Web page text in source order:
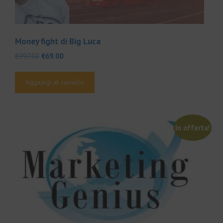
Money fight di Big Luca
€997.00 Il
era:
€69.00Il
è:
Aggiungi al carrello
In offerta!